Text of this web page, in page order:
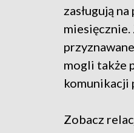
zasługują
mogli także
komunikacji
Zobacz